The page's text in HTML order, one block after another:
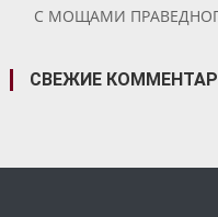
С МОЩАМИ
СВЕЖИЕ